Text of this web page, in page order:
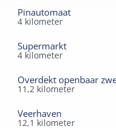
Pinautomaat
4 kilometer
Supermarkt
4 kilometer
Overdekt openbaar
11,2 kilometer
Veerhaven
12,1 kilometer